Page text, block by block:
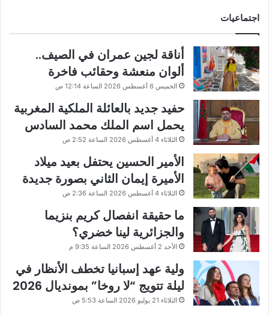
اجتماعيات
أناقة لجين عمران في الصيف..
ألوان منعشة وحقائب فاخرة
الخميس 6 أغسطس 2026 الساعة 12:14 ص
حفيد جديد بالعائلة الملكية المغربية
يحمل اسم الملك محمد السادس
الثلاثاء 4 أغسطس 2026 الساعة 2:52 ص
الأمير الحسين يحتفل بعيد ميلاد
الأميرة إيمان الثاني بصورة جديدة
الثلاثاء 4 أغسطس 2026 الساعة 2:36 ص
ما حقيقة انفصال كريم بنزيما
والجزائرية لينا خضري؟
الأحد 2 أغسطس 2026 الساعة 9:35 م
ولية عهد إسبانيا تخطف الأنظار في
ليلة تتويج “لا روخا” بمونديال 2026
الثلاثاء 21 يوليو 2026 الساعة 5:53 ص